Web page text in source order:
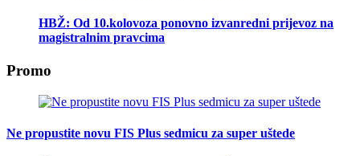
HBŽ: Od 10.kolovoza ponovno izvanredni prijevoz na
magistralnim pravcima
Promo
Ne propustite novu FIS Plus sedmicu za super uštede